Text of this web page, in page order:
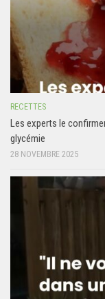
RECETTES
Les experts le
glycémie
28 NOVEMBRE 2025